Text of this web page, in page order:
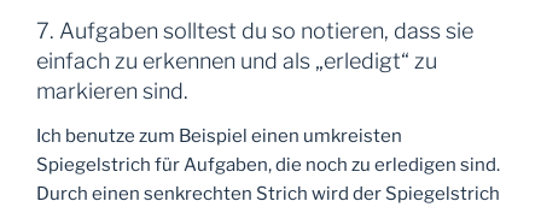
7. Aufgaben solltest du so notieren, dass sie
einfach zu erkennen und als „erledigt“ zu
markieren sind.
Ich benutze zum Beispiel einen umkreisten
Spiegelstrich für Aufgaben, die noch zu erledigen sind.
Durch einen senkrechten Strich wird der Spiegelstrich